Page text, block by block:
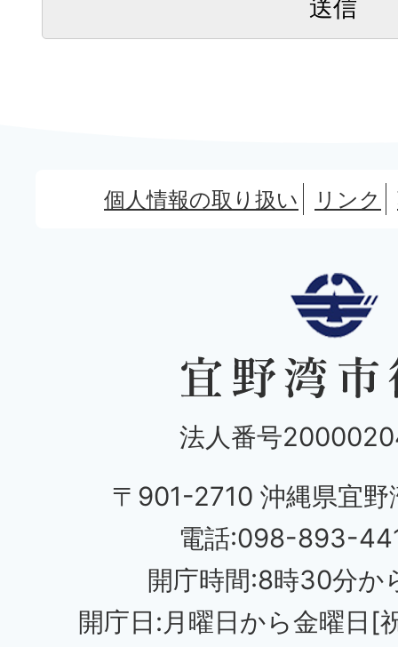
個人情報の取り扱い リンク
法人番号
〒901-2710 沖縄県宜野
電話:098-893-
開庁時間:8時30分か
開庁日:月曜日から金曜日[